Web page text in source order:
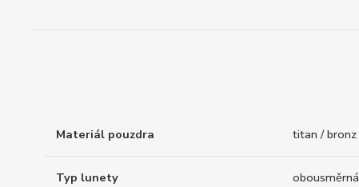
Materiál pouzdra titan / bronz
Typ lunety obousměrná